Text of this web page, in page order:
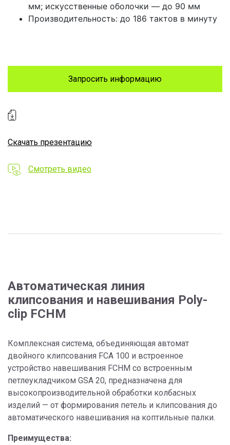
мм; искусственные оболочки — до 90 мм
Производительность: до 186 тактов в минуту
Запросить информацию
Скачать презентацию
Смотреть видео
Автоматическая линия
клипсования и навешивания Poly-
clip FCHM
Комплексная система, объединяющая автомат
двойного клипсования FCA 100 и встроенное
устройство навешивания FCHM со встроенным
петлеукладчиком GSA 20, предназначена для
высокопроизводительной обработки колбасных
изделий — от формирования петель и клипсования до
автоматического навешивания на коптильные палки.
Преимущества: